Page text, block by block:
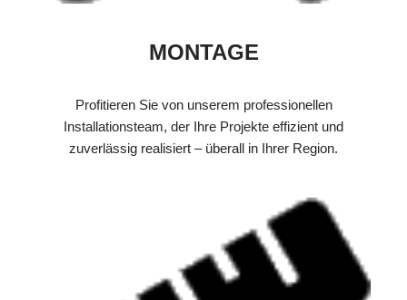
MONTAGE
Profitieren Sie von unserem professionellen
Installationsteam, der Ihre Projekte effizient und
zuverlässig realisiert – überall in Ihrer Region.